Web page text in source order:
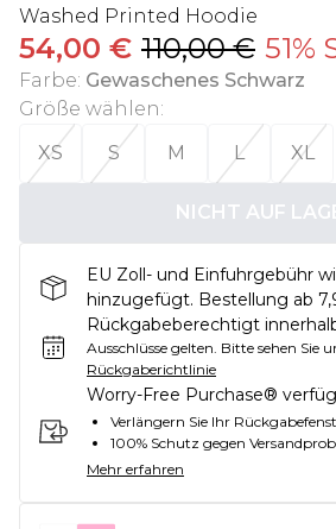
Washed Printed Hoodie
54,00 € 110,00 € 51%
Farbe: Gewaschenes Schwarz
Größe wählen:
XS
S M L XL
NICHT AUF
EU Zoll- und Einfuhrgebühr
hinzugefügt. Bestellung ab
Rückgabeberechtigt
Ausschlüsse gelten. Bitte sehen Sie
Rückgaberichtlinie
Worry-Free Purchase®
Verlängern Sie Ihr
100% Schutz gegen
Mehr erfahren